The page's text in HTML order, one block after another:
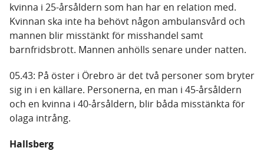
kvinna i 25-årsåldern som han har en relation med.
Kvinnan ska inte ha behövt någon ambulansvård och
mannen blir misstänkt för misshandel samt
barnfridsbrott. Mannen anhölls senare under natten.
05.43: På öster i Örebro är det två personer som bryter
sig in i en källare. Personerna, en man i 45-årsåldern
och en kvinna i 40-årsåldern, blir båda misstänkta för
olaga intrång.
Hallsberg